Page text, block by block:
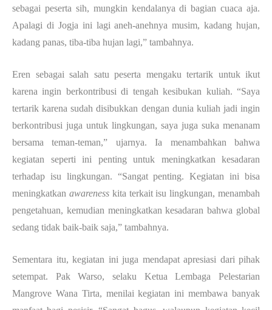
sebagai peserta sih, mungkin kendalanya di bagian cuaca aja.
Apalagi di Jogja ini lagi aneh-anehnya musim, kadang hujan,
kadang panas, tiba-tiba hujan lagi,” tambahnya.
Eren sebagai salah satu peserta mengaku tertarik untuk ikut
karena ingin berkontribusi di tengah kesibukan kuliah. “Saya
tertarik karena sudah disibukkan dengan dunia kuliah jadi ingin
berkontribusi juga untuk lingkungan, saya juga suka menanam
bersama teman-teman,” ujarnya. Ia menambahkan bahwa
kegiatan seperti ini penting untuk meningkatkan kesadaran
terhadap isu lingkungan. “Sangat penting. Kegiatan ini bisa
meningkatkan awareness kita terkait isu lingkungan, menambah
pengetahuan, kemudian meningkatkan kesadaran bahwa global
sedang tidak baik-baik saja,” tambahnya.
Sementara itu, kegiatan ini juga mendapat apresiasi dari pihak
setempat. Pak Warso, selaku Ketua Lembaga Pelestarian
Mangrove Wana Tirta, menilai kegiatan ini membawa banyak